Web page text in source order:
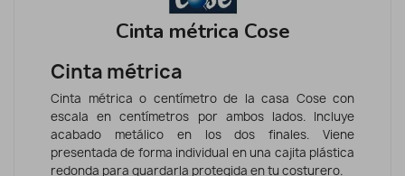
Cinta métrica Cose
Cinta métrica
Cinta métrica o centímetro de la casa Cose con
escala en centímetros por ambos lados. Incluye
acabado metálico en los dos finales. Viene
presentada de forma individual en una cajita plástica
redonda para guardarla protegida en tu costurero.